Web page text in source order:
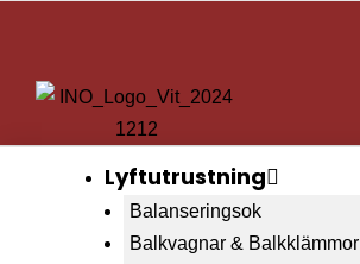
Lyftutrustning
Balanseringsok
Balkvagnar & Balkklämmor